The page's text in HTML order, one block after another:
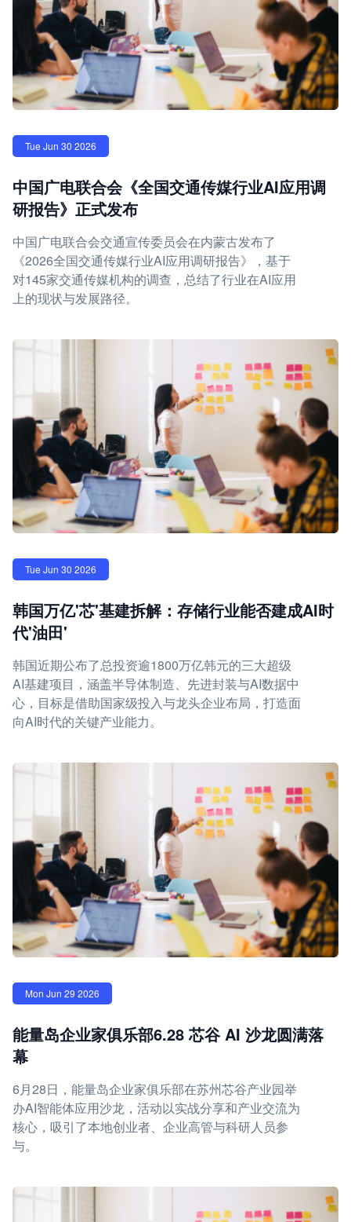
Tue Jun 30 2026
中国广电联合会《全国交通传媒行业AI应用调
研报告》正式发布
中国广电联合会交通宣传委员会在内蒙古发布了
《2026全国交通传媒行业AI应用调研报告》，基于
对145家交通传媒机构的调查，总结了行业在AI应用
上的现状与发展路径。
Tue Jun 30 2026
韩国万亿'芯'基建拆解：存储行业能否建成AI时
代'油田'
韩国近期公布了总投资逾1800万亿韩元的三大超级
AI基建项目，涵盖半导体制造、先进封装与AI数据中
心，目标是借助国家级投入与龙头企业布局，打造面
向AI时代的关键产业能力。
Mon Jun 29 2026
能量岛企业家俱乐部6.28 芯谷 AI 沙龙圆满落
幕
6月28日，能量岛企业家俱乐部在苏州芯谷产业园举
办AI智能体应用沙龙，活动以实战分享和产业交流为
核心，吸引了本地创业者、企业高管与科研人员参
与。